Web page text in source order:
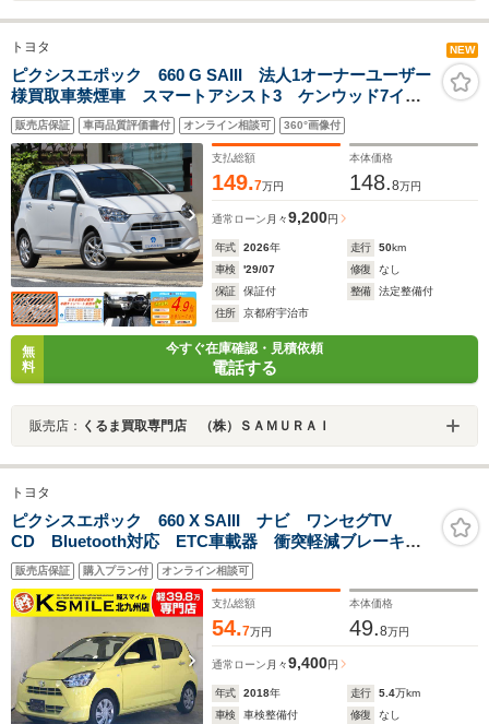
トヨタ NEW
ピクシスエポック 660 G SAIII 法人1オーナーユーザー
様買取車禁煙車 スマートアシスト3 ケンウッド7イン
チナビTV CD Bカメラ Bluetooth ETC LEDヘッ
ド サイドミラーオート格納 シートヒーター オート
エアコン スマートキー 純正14AW
販売店保証 車両品質評価書付 オンライン相談可 360°画像付
支払総額
149.7万円
本体価格
148.8万円
通常ローン 月々9,200円
年式 2026年 走行 50km
車検
'29/07 修復
なし
保証
保証付 整備
法定整備付
住所
京都府宇治市
無
料
今すぐ在庫確認・見積依頼
電話する
販売店： くるま買取専門店 （株）ＳＡＭＵＲＡＩ
トヨタ
ピクシスエポック 660 X SAIII ナビ ワンセグTV
CD Bluetooth対応 ETC車載器 衝突軽減ブレーキ
横滑り防止装置 車線逸脱防止装置 衝突安全ボディ
障害物センサー アイドリングストップ LEDヘッドラ
イト キーレス
販売店保証 購入プラン付 オンライン相談可
支払総額
54.7万円
本体価格
49.8万円
通常ローン 月々9,400円
年式 2018年 走行 5.4万km
車検
車検整備付 修復 なし